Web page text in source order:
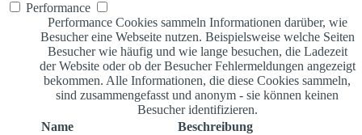
Performance
Performance Cookies sammeln Informationen darüber, wie
Besucher eine Webseite nutzen. Beispielsweise welche Seiten
Besucher wie häufig und wie lange besuchen, die Ladezeit
der Website oder ob der Besucher Fehlermeldungen angezeigt
bekommen. Alle Informationen, die diese Cookies sammeln,
sind zusammengefasst und anonym - sie können keinen
Besucher identifizieren.
Name
Beschreibung